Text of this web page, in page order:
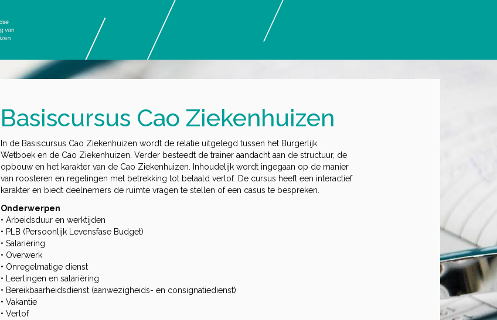
Basiscursus Cao Ziekenhuizen
In de Basiscursus Cao Ziekenhuizen wordt de relatie uitgelegd tussen het Burgerlijk
Wetboek en de Cao Ziekenhuizen. Verder besteedt de trainer aandacht aan de structuur, de
opbouw en het karakter van de Cao Ziekenhuizen. Inhoudelijk wordt ingegaan op de manier
van roosteren en regelingen met betrekking tot betaald verlof. De cursus heeft een interactief
karakter en biedt deelnemers de ruimte vragen te stellen of een casus te bespreken.
Onderwerpen
• Arbeidsduur en werktijden
• PLB (Persoonlijk Levensfase Budget)
• Salariëring
• Overwerk
• Onregelmatige dienst
• Leerlingen en salariëring
• Bereikbaarheidsdienst (aanwezigheids- en consignatiedienst)
• Vakantie
• Verlof